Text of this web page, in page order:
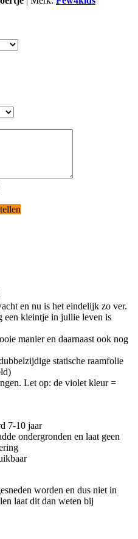
en nu is het eindelijk zo ver.
een kleintje in jullie leven is
manier en daarnaast ook nog
statische raamfolie
Let op: de violet kleur =
7-10 jaar
ondergronden en laat geen
worden en dus niet in
laat dit dan weten bij